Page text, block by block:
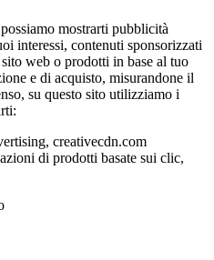
mostrarti pubblicità
interessi, contenuti sponsorizzati
web o prodotti in base al tuo
e di acquisto, misurandone il
su questo sito utilizziamo i
creativecdn.com
di prodotti basate sui clic,